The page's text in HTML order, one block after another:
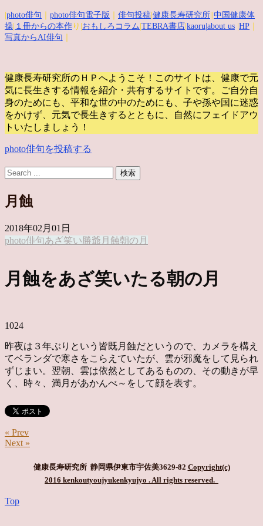
photo俳句 photo俳句電子版 俳句投稿 健康長寿研究所 中国健康体
操 １冊からの本作 り| おもしろコラム TEBRA書店 kaoru |about us HP
写真からAI俳句
健康長寿研究所のＨＰへようこそ！このサイトは、健康で元
気に長生きする情報を紹介・共有するサイトです。
ご自分自
身のためにも、平和な世の中のためにも、子や孫や国に迷惑
をかけず、元気で長生きするとともに、自然にフェイドアウ
トいたしましょう！
photo俳句を投稿する
月蝕
2018年02月01日
photo俳句あざ笑い 勝爺 月蝕朝の月
月蝕をあざ笑いたる朝の月
1024
昨夜は３年ぶりという皆既月蝕だというので、カメラを構え
てベランダで寒さをこらえていたが、雲が邪魔をして見られ
ずじまい。翌朝、雲は依然としてあるものの、その動きが早
く、時々、満月があかんべ～をして顔を表す。
« Prev
Next »
健康長寿研究所 静岡県伊東市宇佐美3629-82 Copyright(c)
2016 kenkoutyoujyukenkyujyo . All rights reserved.
Top